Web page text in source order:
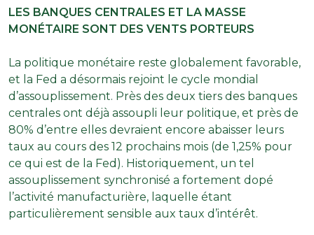
LES BANQUES CENTRALES ET LA MASSE
MONÉTAIRE SONT DES VENTS PORTEURS
La politique monétaire reste globalement favorable,
et la Fed a désormais rejoint le cycle mondial
d’assouplissement. Près des deux tiers des banques
centrales ont déjà assoupli leur politique, et près de
80% d’entre elles devraient encore abaisser leurs
taux au cours des 12 prochains mois (de 1,25% pour
ce qui est de la Fed). Historiquement, un tel
assouplissement synchronisé a fortement dopé
l’activité manufacturière, laquelle étant
particulièrement sensible aux taux d’intérêt.